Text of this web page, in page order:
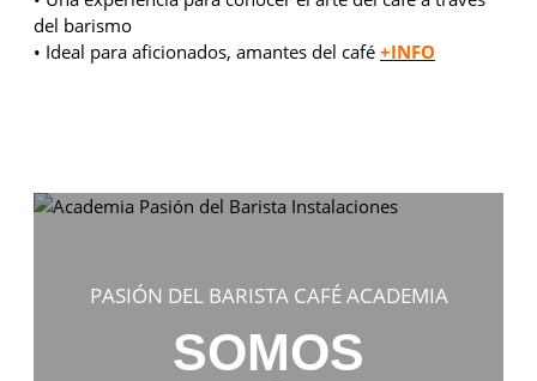
del barismo
• Ideal para aficionados, amantes del café +INFO
PASIÓN DEL BARISTA CAFÉ ACADEMIA
SOMOS